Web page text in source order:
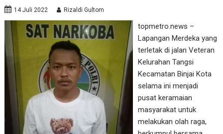
14 Juli 2022 Rizaldi Gultom
topmetro.news –
Lapangan Merdeka yang
terletak di jalan Veteran
Kelurahan Tangsi
Kecamatan Binjai Kota
selama ini menjadi
pusat keramaian
masyarakat untuk
melakukan olah raga,